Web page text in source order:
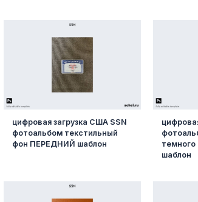
цифровая загрузка США SSN
фотоальбом текстильный
фон ПЕРЕДНИЙ шаблон
шаблон